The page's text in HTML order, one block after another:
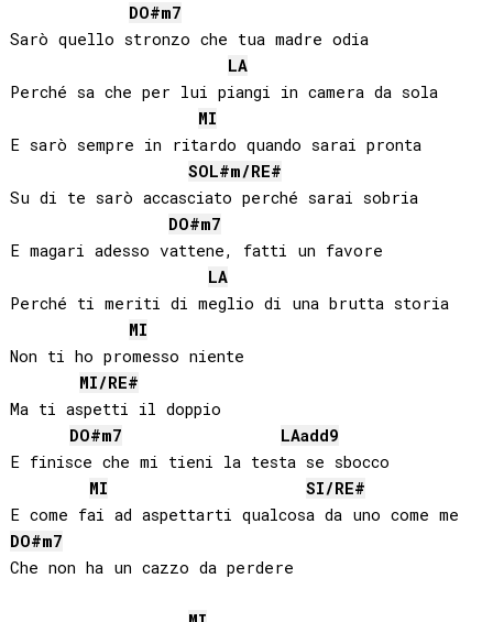
DO#m7
Sarò quello stronzo che tua madre odia
LA
Perché sa che per lui piangi in camera da sola
MI
E sarò sempre in ritardo quando sarai pronta
SOL#m/RE#
Su di te sarò accasciato perché sarai sobria
DO#m7
E magari adesso vattene, fatti un favore
LA
Perché ti meriti di meglio di una brutta storia
MI
Non ti ho promesso niente
MI/RE#
Ma ti aspetti il doppio
DO#m7 LAadd9
E finisce che mi tieni la testa se sbocco
MI
SI/RE#
DO#m7
Che non ha un cazzo da perdere